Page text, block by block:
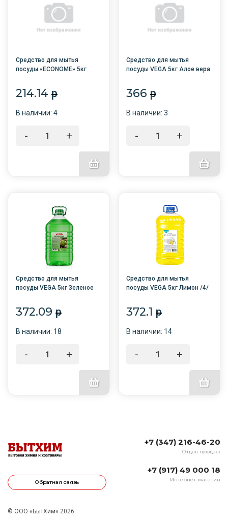
Средство для мытья
посуды «ECONOME» 5кг
214.14 p
В наличии: 4
- +
Средство для мытья
посуды VEGA 5кг Алое вера
366p
В наличии: 3
- +
Средство для мытья
посуды VEGA 5кг Зеленое
372.09 p
В наличии: 18
- +
Средство для мытья
посуды VEGA 5кг Лимон /4/
372.1p
В наличии: 14
- +
Обратная связь
+7 (347) 216-46-20
Отдел продаж
+7 (917) 49 000 18
Интернет-магазин
© ООО «БытХим» 2026